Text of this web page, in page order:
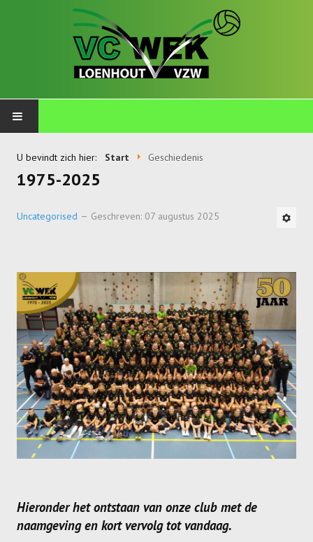
Talents
Wekkids
Jongens U11-C
Meisjes U11-D
Meisjes U11 E
Meisjes U13-A
Meisjes U13-B
Meisjes U13-C
Meisjes U15-B
U bevindt zich hier: Start Geschiedenis
1975-2025
Uncategorised Geschreven: 07 augustus 2025
Hieronder het ontstaan van onze club met de
naamgeving en kort vervolg tot vandaag.